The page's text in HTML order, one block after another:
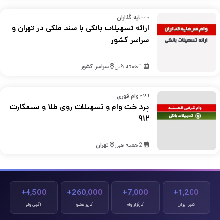
سرمایه گذاران
ارائه تسهیلات بانکی با سند ملکی در تهران و
سراسر کشور
1 هفته قبل سراسر کشور
ارائه وام فوری
پرداخت وام و تسهیلات روی طلا و سیمکارت
۹۱۲
2 هفته قبل تهران
1,200+
شهر ایران
7,000+
کارگزار وام
260,000+
کاربر عضو
4,500+
آگهی وام